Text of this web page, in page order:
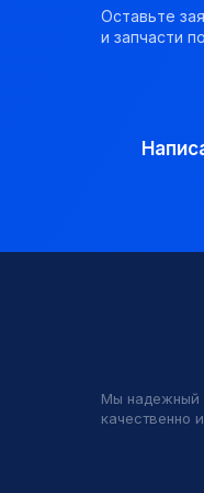
Оставьте
и запчасти
Мы надежный
качественно